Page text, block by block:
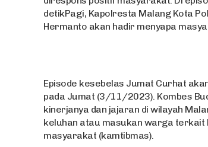
detikPagi, Kapolresta Malang Kota
Hermanto akan hadir menyapa
Episode kesebelas Jumat Curhat
pada Jumat (3/11/2023). Kombes
kinerjanya dan jajaran di wilayah
keluhan atau masukan warga terkait
masyarakat (kamtibmas).